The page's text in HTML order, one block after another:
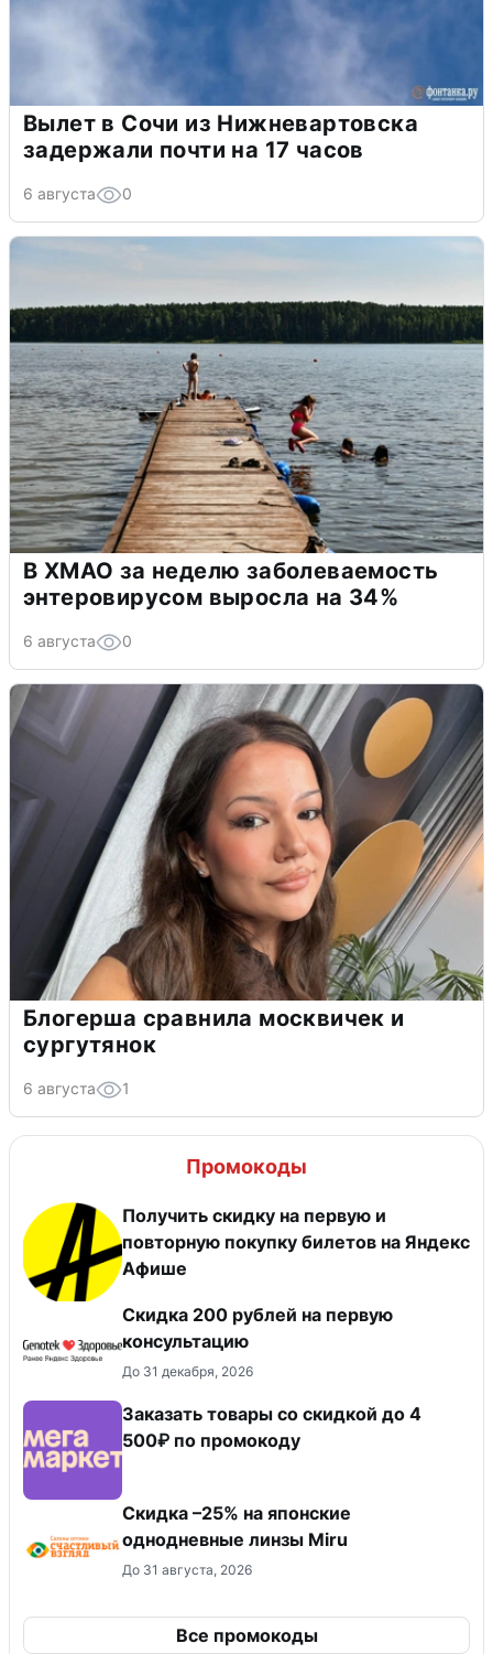
Вылет в Сочи из Нижневартовска
задержали почти на 17 часов
6 августа 0
В ХМАО за неделю заболеваемость
энтеровирусом выросла на 34%
6 августа 0
Блогерша сравнила москвичек и
сургутянок
6 августа 1
Промокоды
Получить скидку на первую и
повторную покупку билетов на Яндекс
Афише
Скидка 200 рублей на первую
консультацию
До 31 декабря, 2026
Заказать товары со скидкой до 4
500₽ по промокоду
Скидка –25% на японские
однодневные линзы Miru
До 31 августа, 2026
Все промокоды